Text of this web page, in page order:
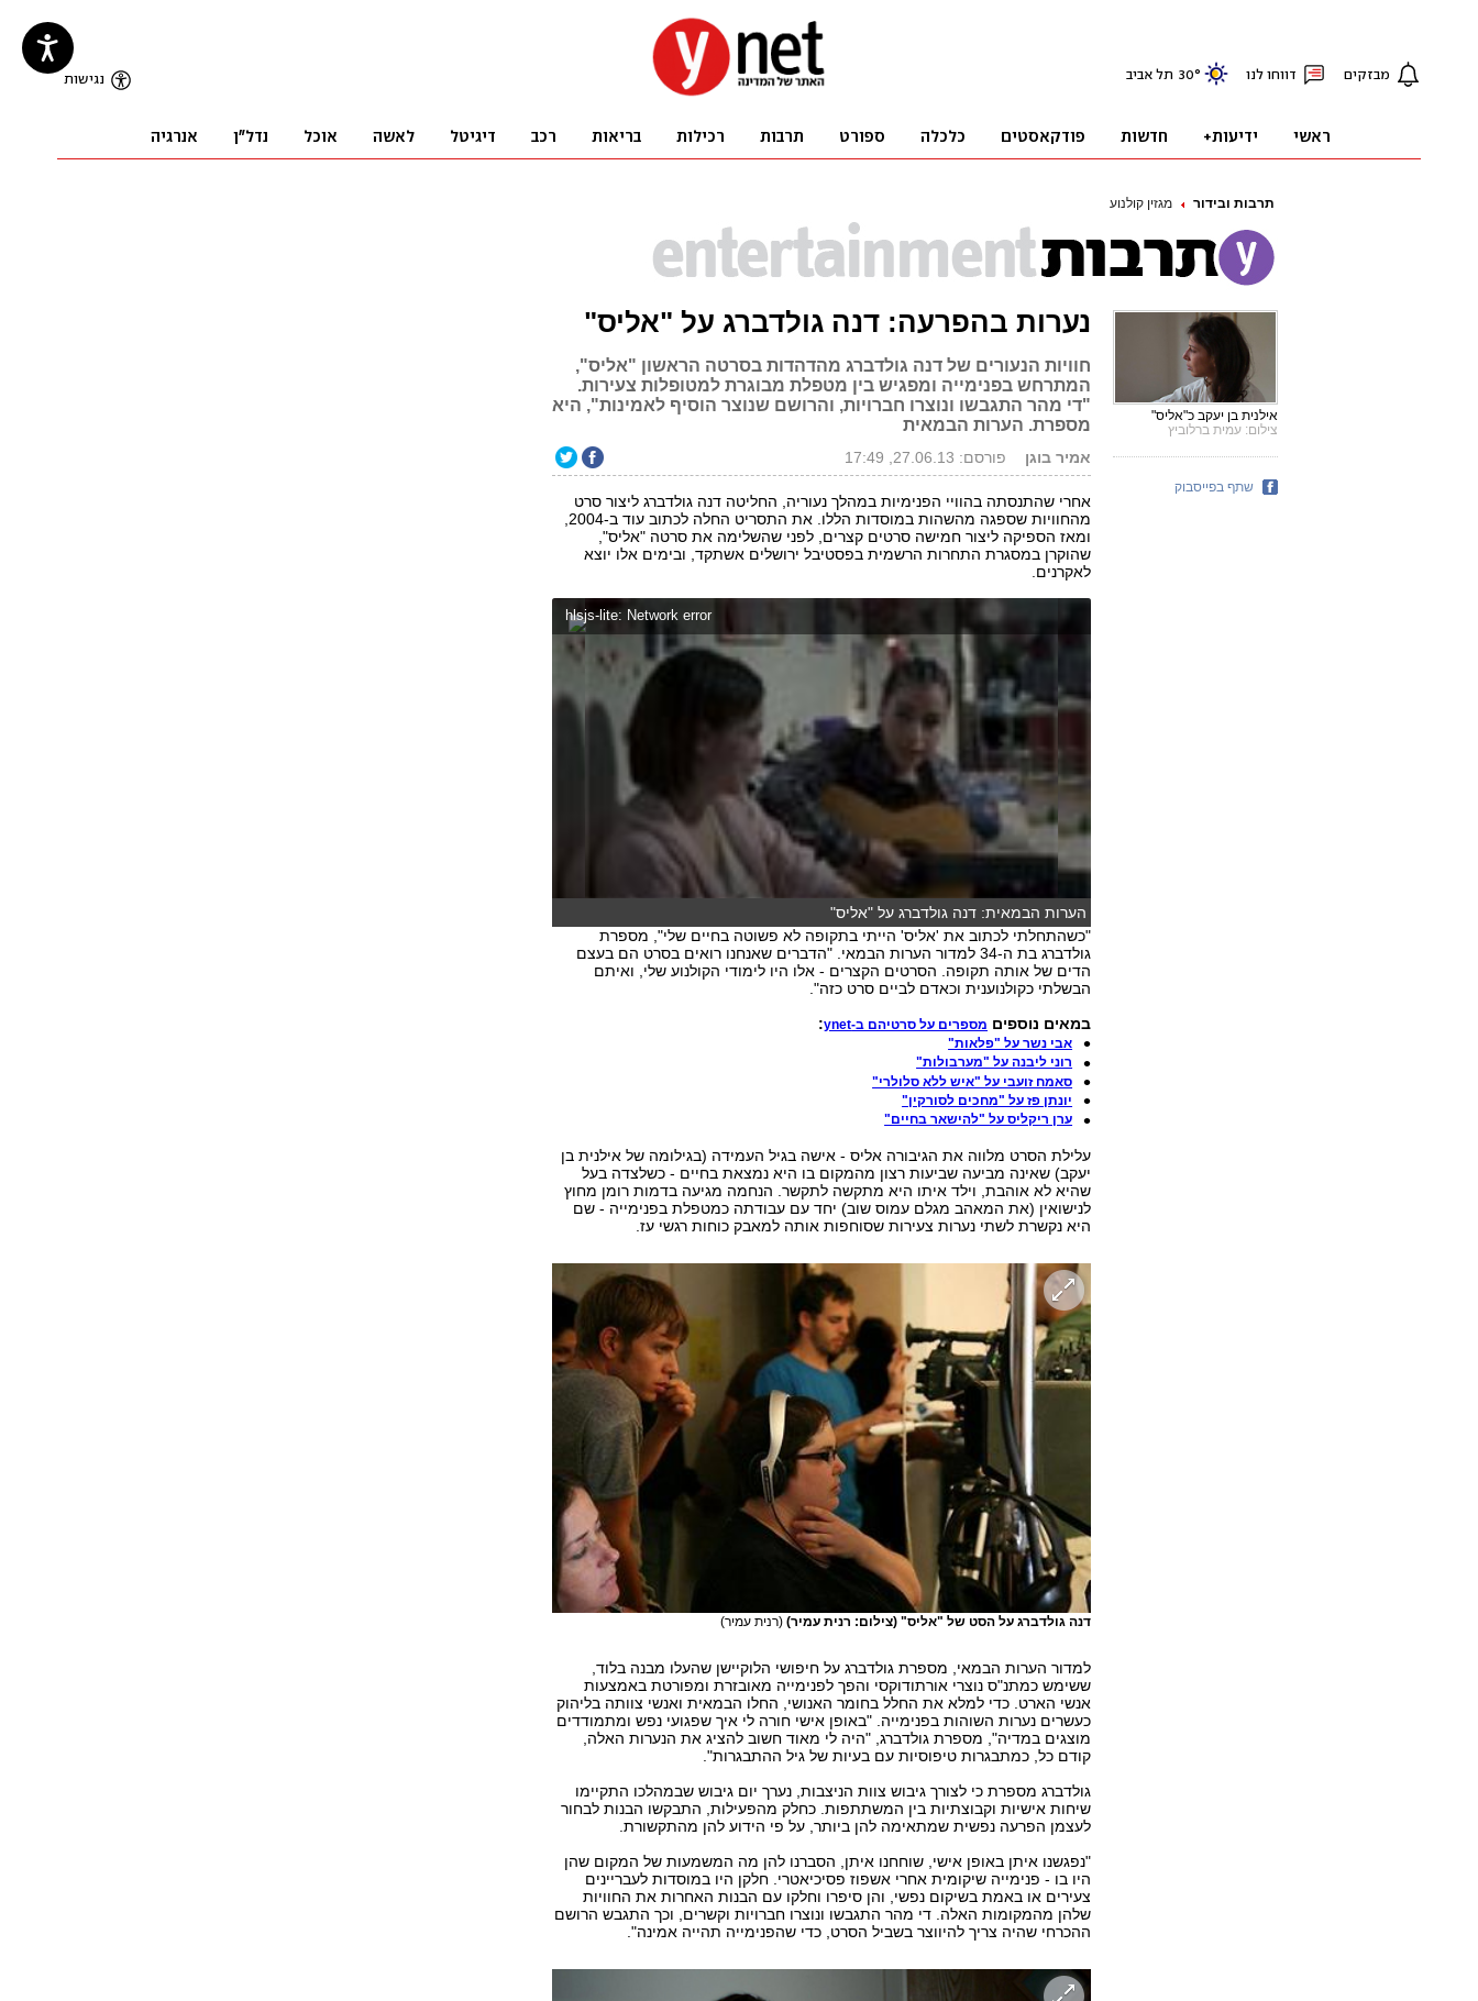
תרבות ובידור מגזין קולנוע
נערות בהפרעה: דנה גולדברג על "אליס"
חוויות הנעורים של דנה גולדברג מהדהדות בסרטה הראשון "אליס",
המתרחש בפנימייה ומפגיש בין מטפלת מבוגרת למטופלות צעירות.
"די מהר התגבשו ונוצרו חברויות, והרושם שנוצר הוסיף לאמינות", היא
מספרת. הערות הבמאית
אמיר בוגן פורסם: 27.06.13, 17:49
אחרי שהתנסתה בהוויי הפנימיות במהלך נעוריה, החליטה דנה גולדברג ליצור סרט
מהחוויות שספגה מהשהות במוסדות הללו. את התסריט החלה לכתוב עוד ב-2004,
ומאז הספיקה ליצור חמישה סרטים קצרים, לפני שהשלימה את סרטה "אליס",
שהוקרן במסגרת התחרות הרשמית בפסטיבל ירושלים אשתקד, ובימים אלו יוצא
לאקרנים.
hlsjs-lite: Network error
הערות הבמאית: דנה גולדברג על "אליס"
"כשהתחלתי לכתוב את 'אליס' הייתי בתקופה לא פשוטה בחיים שלי", מספרת
גולדברג בת ה-34 למדור הערות הבמאי. "הדברים שאנחנו רואים בסרט הם בעצם
הדים של אותה תקופה. הסרטים הקצרים - אלו היו לימודי הקולנוע שלי, ואיתם
הבשלתי כקולנוענית וכאדם לביים סרט כזה".
במאים נוספים מספרים על סרטיהם ב-ynet :
אבי נשר על "פלאות"
רוני ליבנה על "מערבולות"
סאמח זועבי על "איש ללא סלולרי"
יונתן פז על "מחכים לסורקין"
ערן ריקליס על "להישאר בחיים"
עלילת הסרט מלווה את הגיבורה אליס - אישה בגיל העמידה (בגילומה של אילנית בן
יעקב) שאינה מביעה שביעות רצון מהמקום בו היא נמצאת בחיים - כשלצדה בעל
שהיא לא אוהבת, וילד איתו היא מתקשה לתקשר. הנחמה מגיעה בדמות רומן מחוץ
לנישואין (את המאהב מגלם עמוס שוב) יחד עם עבודתה כמטפלת בפנימייה - שם
היא נקשרת לשתי נערות צעירות שסוחפות אותה למאבק כוחות רגשי עז.
דנה גולדברג על הסט של "אליס" (צילום: רנית עמיר) (רנית עמיר)
למדור הערות הבמאי, מספרת גולדברג על חיפושי הלוקיישן שהעלו מבנה בלוד,
ששימש כמתנ"ס נוצרי אורתודוקסי והפך לפנימייה מאובזרת ומפורטת באמצעות
אנשי הארט. כדי למלא את החלל בחומר האנושי, החלו הבמאית ואנשי צוותה בליהוק
כעשרים נערות השוהות בפנימייה. "באופן אישי חורה לי איך שפגועי נפש ומתמודדים
מוצגים במדיה", מספרת גולדברג, "היה לי מאוד חשוב להציג את הנערות האלה,
קודם כל, כמתבגרות טיפוסיות עם בעיות של גיל ההתבגרות".
גולדברג מספרת כי לצורך גיבוש צוות הניצבות, נערך יום גיבוש שבמהלכו התקיימו
שיחות אישיות וקבוצתיות בין המשתתפות. כחלק מהפעילות, התבקשו הבנות לבחור
לעצמן הפרעה נפשית שמתאימה להן ביותר, על פי הידוע להן מהתקשורת.
"נפגשנו איתן באופן אישי, שוחחנו איתן, הסברנו להן מה המשמעות של המקום שהן
היו בו - פנימייה שיקומית אחרי אשפוז פסיכיאטרי. חלקן היו במוסדות לעבריינים
צעירים או באמת בשיקום נפשי, והן סיפרו וחלקו עם הבנות האחרות את החוויות
שלהן מהמקומות האלה. די מהר התגבשו ונוצרו חברויות וקשרים, וכך התגבש הרושם
ההכרחי שהיה צריך להיווצר בשביל הסרט, כדי שהפנימייה תהייה אמינה".
אילנית בן יעקב כ"אליס"
צילום: עמית ברלוביץ
שתף בפייסבוק